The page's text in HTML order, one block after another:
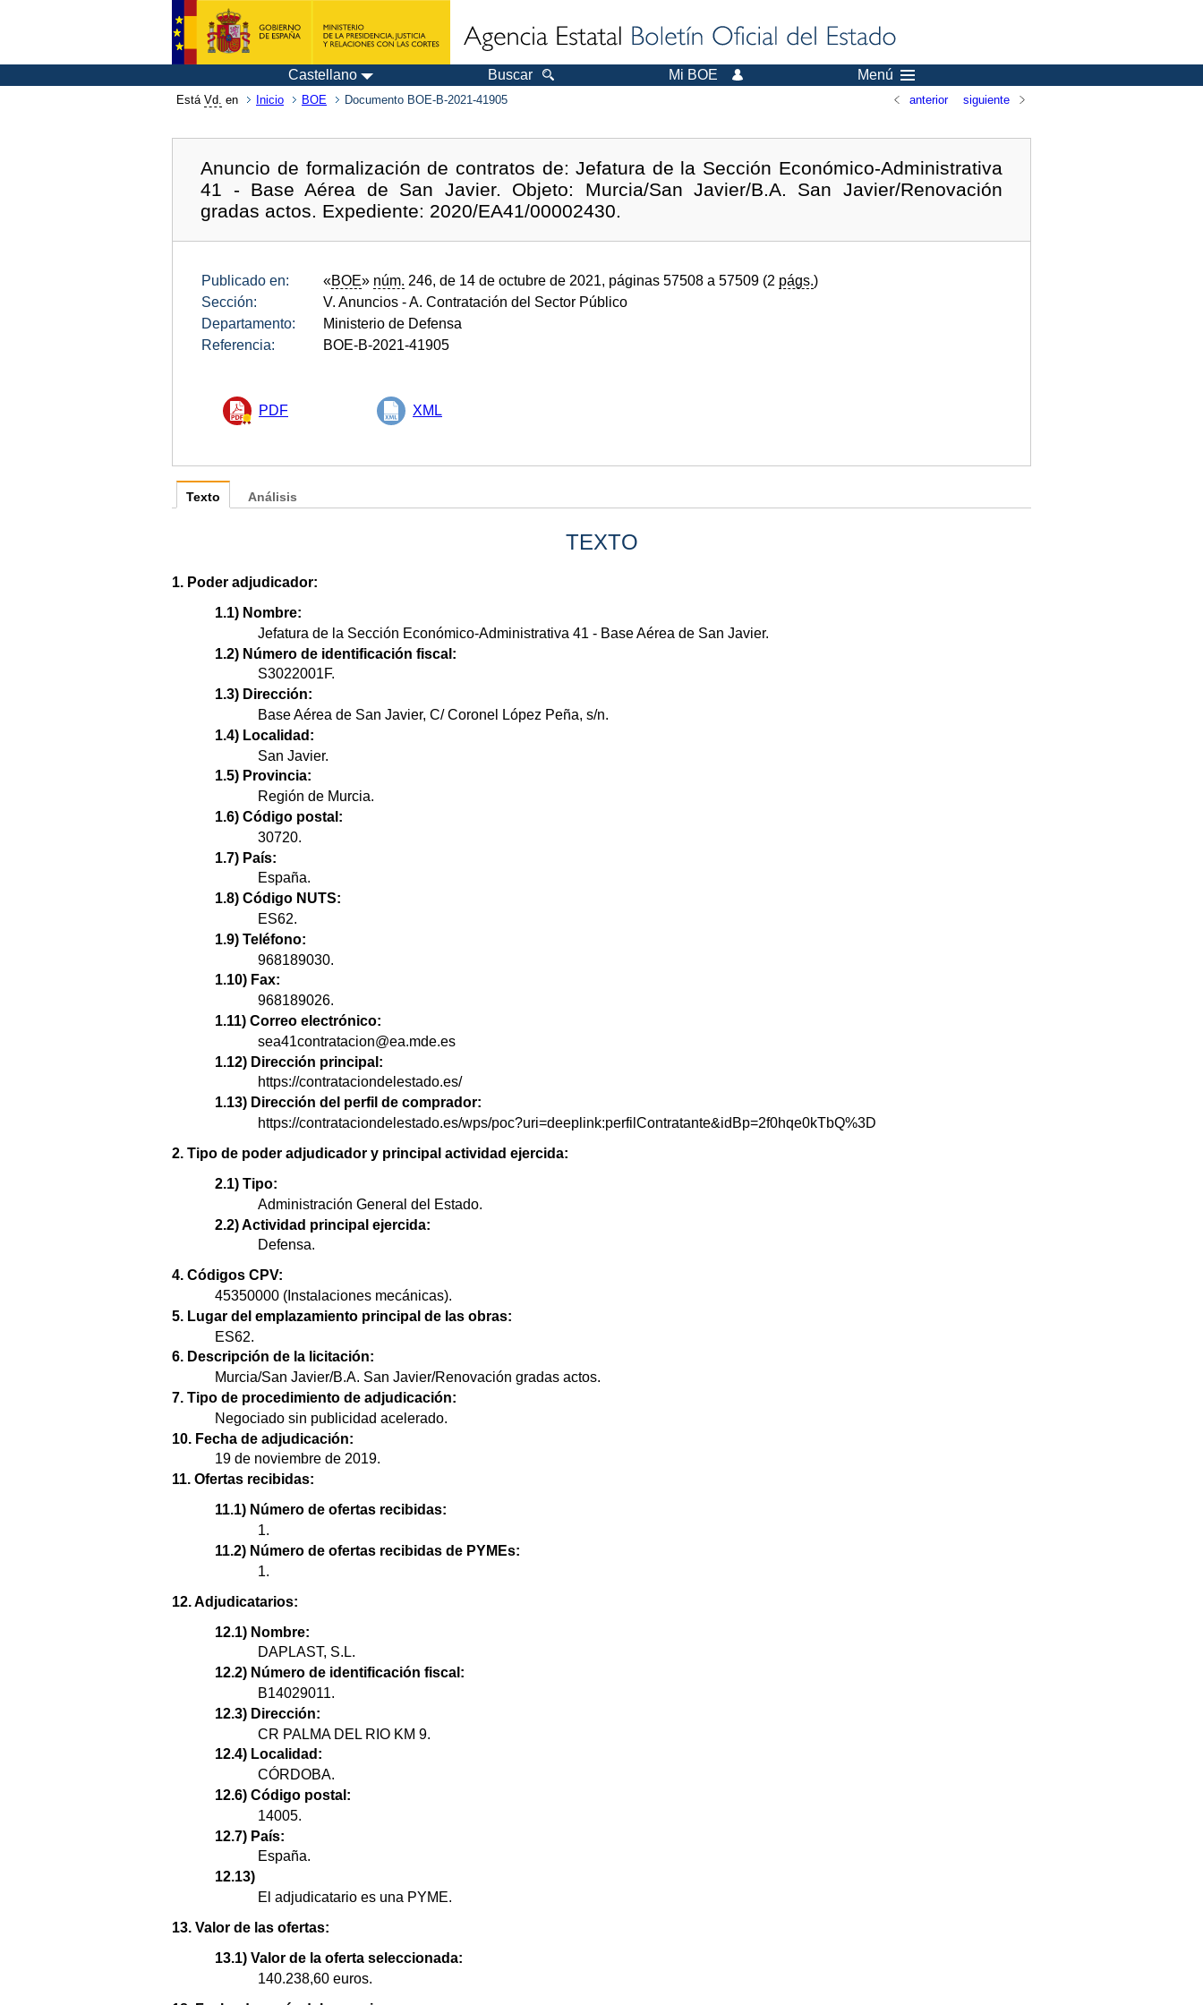
Castellano Buscar Mi BOE Menú
Está Vd. en Inicio BOE Documento BOE-B-2021-41905 anterior siguiente
Anuncio de formalización de contratos de: Jefatura de la Sección Económico-Administrativa
41 - Base Aérea de San Javier. Objeto: Murcia/San Javier/B.A. San Javier/Renovación
gradas actos. Expediente: 2020/EA41/00002430.
Publicado en: «BOE» núm. 246, de 14 de octubre de 2021, páginas 57508 a 57509 (2 págs.)
Sección:
V. Anuncios - A. Contratación del Sector Público
Departamento:
Ministerio de Defensa
Referencia:
BOE-B-2021-41905
PDF XML
Texto
TEXTO
1. Poder adjudicador:
1.1) Nombre:
Jefatura de la Sección Económico-Administrativa 41 - Base Aérea de San Javier.
1.2) Número de identificación fiscal:
S3022001F.
1.3) Dirección:
Base Aérea de San Javier, C/ Coronel López Peña, s/n.
1.4) Localidad:
San Javier.
1.5) Provincia:
Región de Murcia.
1.6) Código postal:
30720.
1.7) País:
España.
1.8) Código NUTS:
ES62.
1.9) Teléfono:
968189030.
1.10) Fax:
968189026.
1.11) Correo electrónico:
sea41contratacion@ea.mde.es
1.12) Dirección principal:
https://contrataciondelestado.es/
1.13) Dirección del perfil de comprador:
https://contrataciondelestado.es/wps/poc?uri=deeplink:perfilContratante&idBp=2f0hqe0kTbQ%3D
2. Tipo de poder adjudicador y principal actividad ejercida:
2.1) Tipo:
Administración General del Estado.
2.2) Actividad principal ejercida:
Defensa.
4. Códigos CPV:
45350000 (Instalaciones mecánicas).
5. Lugar del emplazamiento principal de las obras:
ES62.
6. Descripción de la licitación:
Murcia/San Javier/B.A. San Javier/Renovación gradas actos.
7. Tipo de procedimiento de adjudicación:
Negociado sin publicidad acelerado.
10. Fecha de adjudicación:
19 de noviembre de 2019.
11. Ofertas recibidas:
11.1) Número de ofertas recibidas:
1.
11.2) Número de ofertas recibidas de PYMEs:
1.
12. Adjudicatarios:
12.1) Nombre:
DAPLAST, S.L.
12.2) Número de identificación fiscal:
B14029011.
12.3) Dirección:
CR PALMA DEL RIO KM 9.
12.4) Localidad:
CÓRDOBA.
12.6) Código postal:
14005.
12.7) País:
España.
12.13)
El adjudicatario es una PYME.
13. Valor de las ofertas:
13.1) Valor de la oferta seleccionada:
140.238,60 euros.
Análisis